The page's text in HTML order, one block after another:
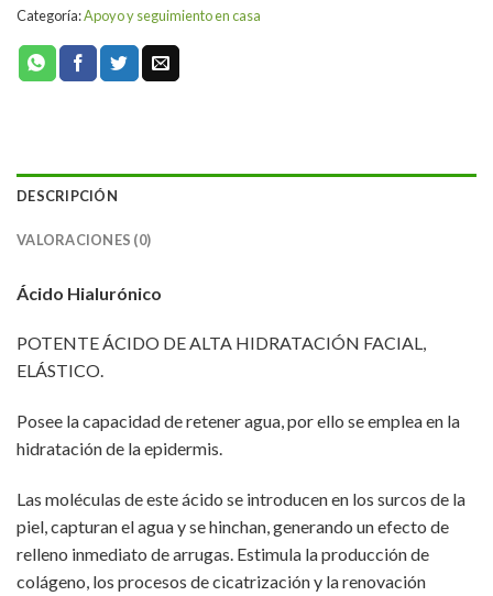
Categoría:Apoyo y seguimiento en casa
DESCRIPCIÓN
VALORACIONES (0)
Ácido Hialurónico
POTENTE ÁCIDO DE ALTA HIDRATACIÓN FACIAL,
ELÁSTICO.
Posee la capacidad de retener agua, por ello se emplea en la
hidratación de la epidermis.
Las moléculas de este ácido se introducen en los surcos de la
piel, capturan el agua y se hinchan, generando un efecto de
relleno inmediato de arrugas. Estimula la producción de
colágeno, los procesos de cicatrización y la renovación